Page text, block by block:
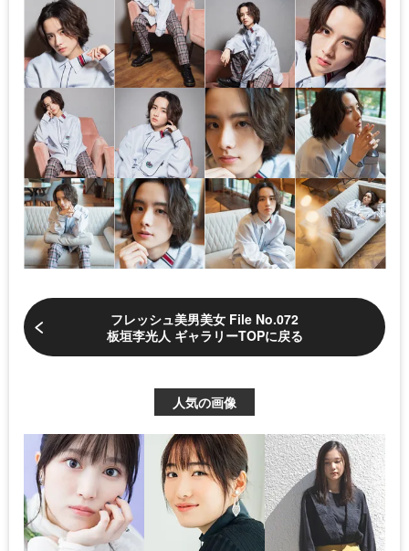
フレッシュ美男美女 File No.072
板垣李光人 ギャラリーTOPに戻る
人気の画像